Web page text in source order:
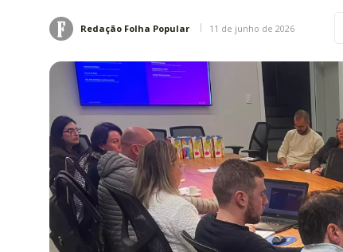
Redação Folha Popular 11 de junho de 2026